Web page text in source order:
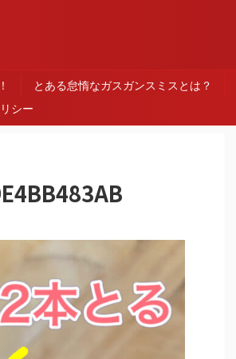
とある怠惰なガスガンスミスとは？
シー